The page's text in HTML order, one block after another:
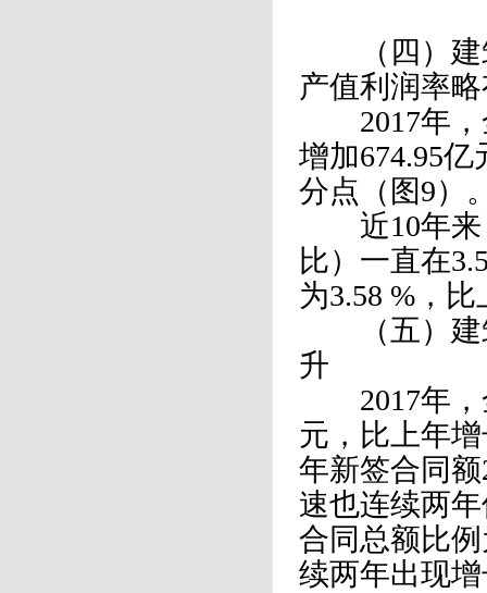
（四）建
产值利润率
2017年，
增加674.95
分点（图9）
近10年来
比）一直在
为3.58 %，
（五）建
升
2017年，
元，比上年
年新签合同额
速也连续两
合同总额比
续两年出现